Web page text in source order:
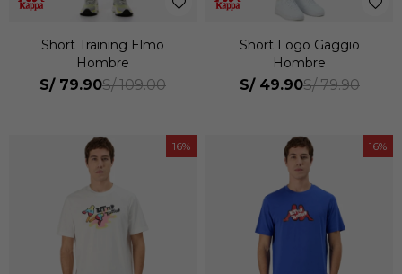
Short Training Elmo
Hombre
S/ 79.90S/ 109.00
Short Logo Gaggio
Hombre
S/ 49.90S/ 79.90
16 16